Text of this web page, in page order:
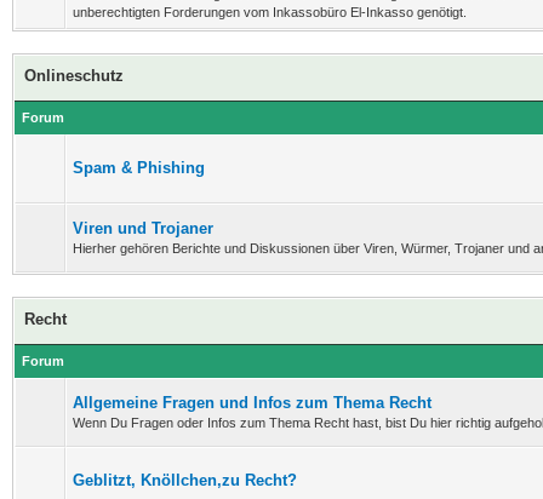
unberechtigten Forderungen vom Inkassobüro El-Inkasso genötigt.
Onlineschutz
Forum
Spam & Phishing
Viren und Trojaner
Hierher gehören Berichte und Diskussionen über Viren, Würmer, Trojaner und
Recht
Forum
Allgemeine Fragen und Infos zum Thema Recht
Wenn Du Fragen oder Infos zum Thema Recht hast, bist Du hier richtig
Geblitzt, Knöllchen,zu Recht?